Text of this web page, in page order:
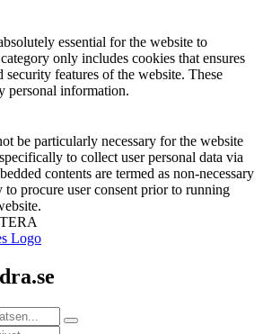
essential for the website to
only includes cookies that ensures
security features of the website. These
personal information.
be particularly necessary for the website
to collect user personal data via
contents are termed as non-necessary
to procure user consent prior to running